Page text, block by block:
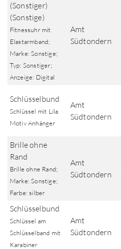
(Sonstiger)
(Sonstige)
Fitnessuhr mit
Elastarmband;
Marke: Sonstige;
Typ: Sonstiger;
Anzeige: Digital
Amt
Südtondern
Schlüsselbund
Schlüssel mit Lila
Motiv Anhänger
Amt
Südtondern
Brille ohne
Rand
Brille ohne Rand;
Marke: Sonstige;
Farbe: silber
Amt
Südtondern
Schlüsselbund
Schlüssel am
Schlüsselband mit
Karabiner
Amt
Südtondern